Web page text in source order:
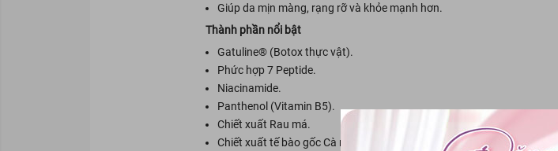
Giúp da mịn màng, rạng rỡ và khỏe mạnh hơn.
Thành phần nổi bật
Gatuline® (Botox thực vật).
Phức hợp 7 Peptide.
Niacinamide.
Panthenol (Vitamin B5).
Chiết xuất Rau má.
Chiết xuất tế bào gốc Cà rốt.